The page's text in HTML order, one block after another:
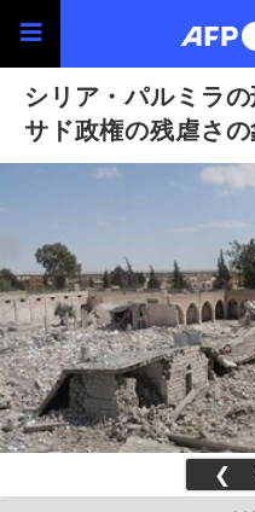
シリア・パルミラ
サド政権の残虐さ
❮